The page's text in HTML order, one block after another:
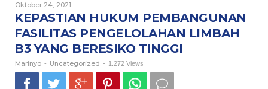
PENGELOLAHAN
LIMBAH
B3
YANG
BERESIKO
TINGGI
Oktober 24, 2021
Marinyo
KEPASTIAN HUKUM PEMBANGUNAN
FASILITAS PENGELOLAHAN LIMBAH
B3 YANG BERESIKO TINGGI
Marinyo - Uncategorized - 1.272 Views